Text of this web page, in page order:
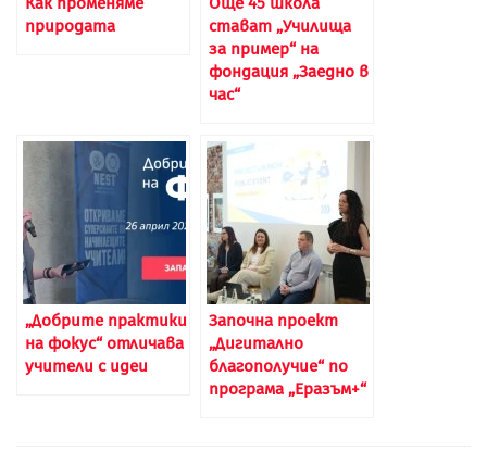
природата
стават „Училища
за пример“ на
фондация „Заедно в
час“
„Добрите практики
на фокус“ отличава
учители с идеи
Започна проект
„Дигитално
благополучие“ по
програма „Еразъм+“